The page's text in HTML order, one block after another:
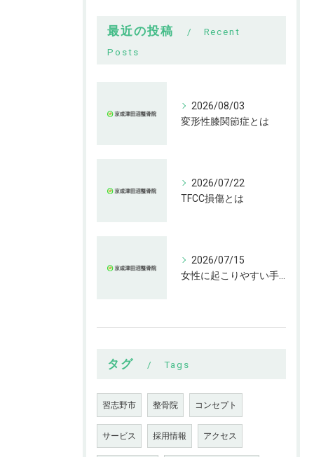
最近の投稿
Recent
Posts
2026/08/03
変形性膝関節症とは
2026/07/22
TFCC損傷とは
2026/07/15
タグ Tags
習志野市 整骨院 コンセプト
サービス 採用情報 アクセス